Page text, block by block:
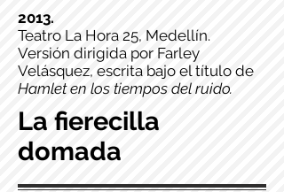
2013.
Teatro La Hora 25, Medellín.
Versión dirigida por Farley
Velásquez, escrita bajo el título de
Hamlet en los tiempos del ruido.
La fierecilla
domada